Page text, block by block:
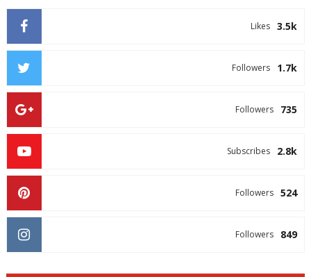
3.5k
Likes
1.7k
Followers
735
Followers
2.8k
Subscribes
524
Followers
849
Followers